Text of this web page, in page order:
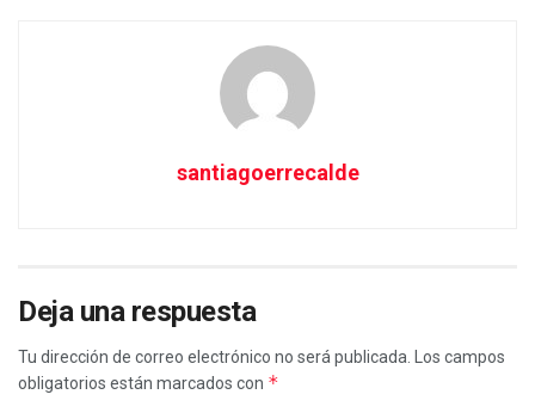
santiagoerrecalde
Deja una respuesta
Tu dirección de correo electrónico no será publicada.
Los campos
obligatorios están marcados con *